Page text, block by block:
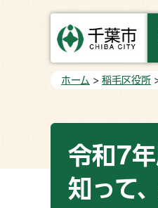
ホーム > 稲毛区役所
令和7
知って